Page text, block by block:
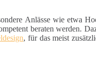
Anlässe wie etwa
beraten werden.
, für das meist